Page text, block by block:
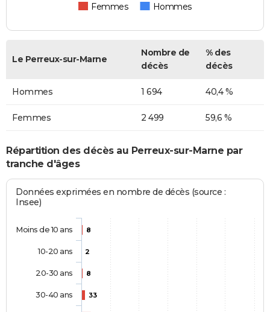
Femmes Hommes
Le Perreux-sur-Marne
Nombre de
décès
% des
décès
Hommes 1 694 40,4 %
Femmes 2 499 59,6 %
Répartition des décès au Perreux-sur-Marne par
tranche d'âges
Données exprimées en nombre de décès (source :
Insee)
8
2
8
33
Moins de 10 ans
10-20 ans
20-30 ans
30-40 ans